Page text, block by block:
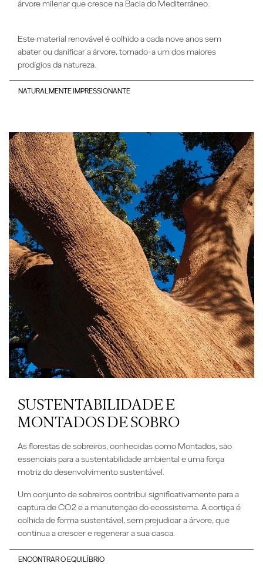
árvore milenar que cresce na Bacia do Mediterrâneo.
Este material renovável é colhido a cada nove anos sem
abater ou danificar a árvore, tornado-a um dos maiores
prodígios da natureza.
NATURALMENTE IMPRESSIONANTE
SUSTENTABILIDADE E
MONTADOS DE SOBRO
As florestas de sobreiros, conhecidas como Montados, são
essenciais para a sustentabilidade ambiental e uma força
motriz do desenvolvimento sustentável.
Umconjunto de sobreiroscontribui significativamente para a
captura de CO2 e a manutenção do ecossistema. A cortiça é
colhida de forma sustentável, sem prejudicar a árvore, que
continua a crescer e regenerar a sua casca.
ENCONTRAR O EQUILÍBRIO